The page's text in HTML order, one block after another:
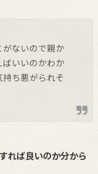
ないので親か
いいのかわか
ち悪がられそ
れば良いのか分から